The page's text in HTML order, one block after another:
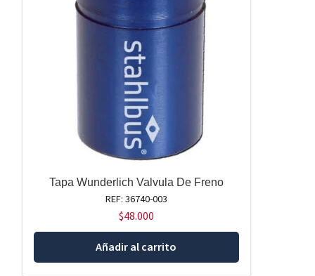
Tapa Wunderlich Valvula De Freno
REF: 36740-003
$48.000
Añadir al carrito